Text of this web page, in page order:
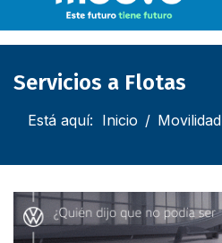
Servicios a Flotas
Está aquí: Inicio Movilidad